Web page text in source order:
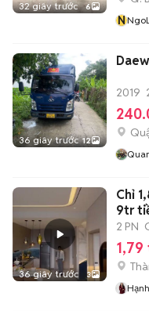
32 giây trước 6
N
36 giây trước 12
2019
36 giây trước 3
Chỉ
9tr
2 PN
1,79